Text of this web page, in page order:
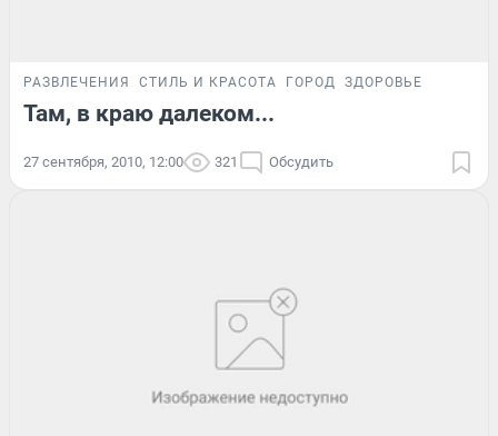
РАЗВЛЕЧЕНИЯ СТИЛЬ И КРАСОТА ГОРОД ЗДОРОВЬЕ
Там, в краю далеком...
27 сентября, 2010, 12:00 321 Обсудить